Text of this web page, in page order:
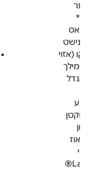
וואס
נישט
א קו (אזוי
מילך
מאנדל
Lactaid®